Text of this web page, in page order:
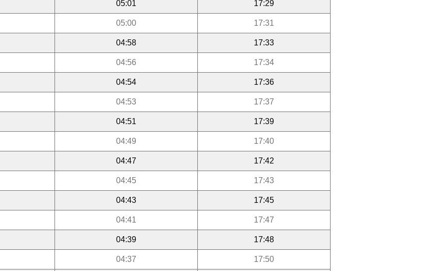
05:01 17:29
05:00 17:31
04:58 17:33
04:56 17:34
04:54 17:36
04:53 17:37
04:51 17:39
04:49 17:40
04:47 17:42
04:45 17:43
04:43 17:45
04:41 17:47
04:39 17:48
04:37 17:50